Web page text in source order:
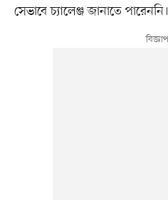
সেভাবে চ্যালেঞ্জ জানাতে পারেননি।